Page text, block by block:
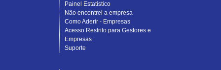
Painel Estatístico
Não encontrei a empresa
Como Aderir - Empresas
Acesso Restrito para Gestores e
Empresas
Suporte